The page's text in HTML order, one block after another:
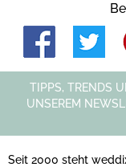
TIPPS, TRENDS
UNSEREM
Seit 2000 steht